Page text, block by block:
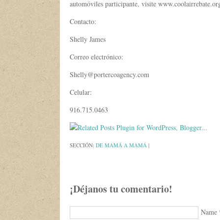
automóviles participante, visite
Contacto:
Shelly James
Correo electrónico:
Shelly@portercoagency.com
Celular:
916.715.0463
SECCIÓN: DE MAMÁ A MAMÁ |
¡Déjanos tu comentario!
Name